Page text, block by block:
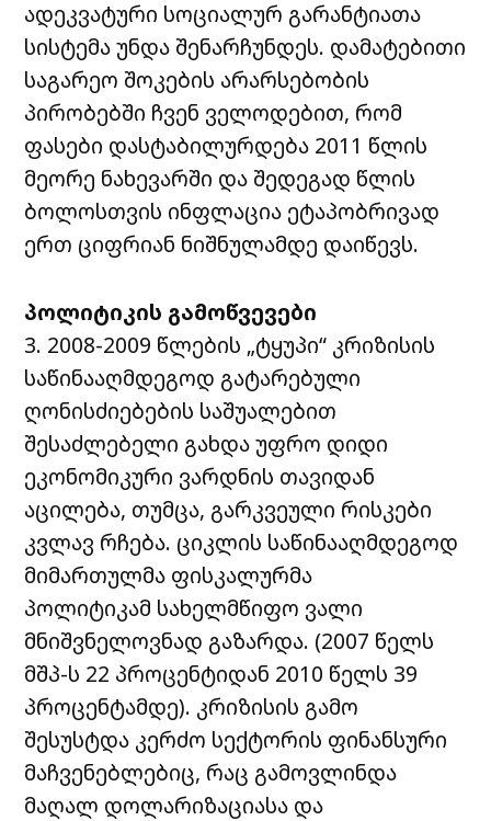
ადეკვატური სოციალურ გარანტიათა
სისტემა უნდა შენარჩუნდეს. დამატებითი
საგარეო შოკების არარსებობის
პირობებში ჩვენ ველოდებით, რომ
ფასები დასტაბილურდება 2011 წლის
მეორე ნახევარში და შედეგად წლის
ბოლოსთვის ინფლაცია ეტაპობრივად
ერთ ციფრიან ნიშნულამდე დაიწევს.
პოლიტიკის გამოწვევები
3. 2008-2009 წლების „ტყუპი“ კრიზისის
საწინააღმდეგოდ გატარებული
ღონისძიებების საშუალებით
შესაძლებელი გახდა უფრო დიდი
ეკონომიკური ვარდნის თავიდან
აცილება, თუმცა, გარკვეული რისკები
კვლავ რჩება. ციკლის საწინააღმდეგოდ
მიმართულმა ფისკალურმა
პოლიტიკამ სახელმწიფო ვალი
მნიშვნელოვნად გაზარდა. (2007 წელს
მშპ-ს 22 პროცენტიდან 2010 წელს 39
პროცენტამდე). კრიზისის გამო
შესუსტდა კერძო სექტორის ფინანსური
მაჩვენებლებიც, რაც გამოვლინდა
მაღალ დოლარიზაციასა და